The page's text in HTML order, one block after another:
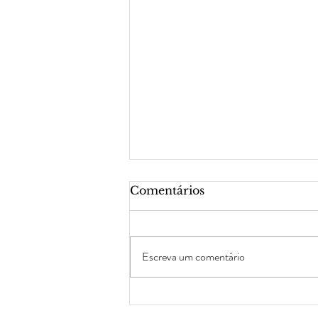
Comentários
Escreva um comentário